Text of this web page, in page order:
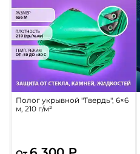
Полог укрывной "Твердь", 6×6
м, 210 г/м²